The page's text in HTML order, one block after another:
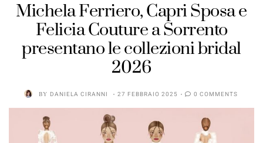
Michela Ferriero, Capri Sposa e
Felicia Couture a Sorrento
presentano le collezioni bridal
2026
BY DANIELA CIRANNI 27 FEBBRAIO 2025 0 COMMENTS